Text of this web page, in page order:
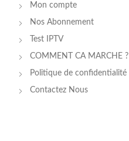
Mon compte
Nos Abonnement
Test IPTV
COMMENT CA MARCHE ?
Politique de confidentialité
Contactez Nous